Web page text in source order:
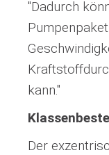
"Dadurch
kann."
Der